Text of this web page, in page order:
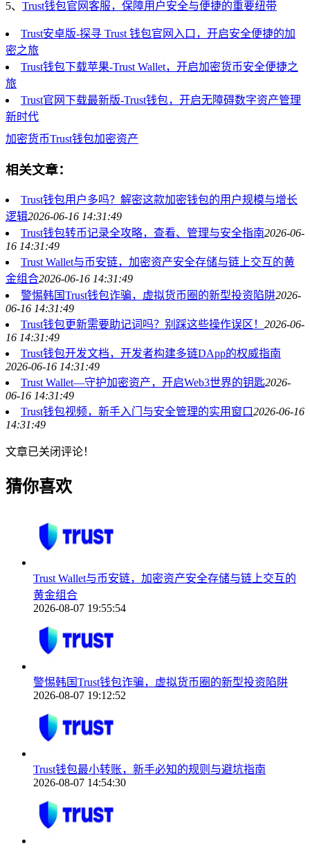
5、 Trust钱包官网客服，保障用户安全与便捷的重要纽带
Trust安卓版-探寻 Trust 钱包官网入口，开启安全便捷的加
密之旅
Trust钱包下载苹果-Trust Wallet，开启加密货币安全便捷之
旅
Trust官网下载最新版-Trust钱包，开启无障碍数字资产管理
新时代
加密货币Trust钱包加密资产
相关文章：
Trust钱包用户多吗？解密这款加密钱包的用户规模与增长
逻辑2026-06-16 14:31:49
Trust钱包转币记录全攻略，查看、管理与安全指南2026-06-
16 14:31:49
Trust Wallet与币安链，加密资产安全存储与链上交互的黄
金组合2026-06-16 14:31:49
警惕韩国Trust钱包诈骗，虚拟货币圈的新型投资陷阱2026-
06-16 14:31:49
Trust钱包更新需要助记词吗？别踩这些操作误区！ 2026-06-
16 14:31:49
Trust钱包开发文档，开发者构建多链DApp的权威指南
2026-06-16 14:31:49
Trust Wallet—守护加密资产，开启Web3世界的钥匙2026-
06-16 14:31:49
Trust钱包视频，新手入门与安全管理的实用窗口2026-06-16
14:31:49
文章已关闭评论！
猜你喜欢
Trust Wallet与币安链，加密资产安全存储与链上交互的
黄金组合
2026-08-07 19:55:54
警惕韩国Trust钱包诈骗，虚拟货币圈的新型投资陷阱
2026-08-07 19:12:52
Trust钱包最小转账，新手必知的规则与避坑指南
2026-08-07 14:54:30